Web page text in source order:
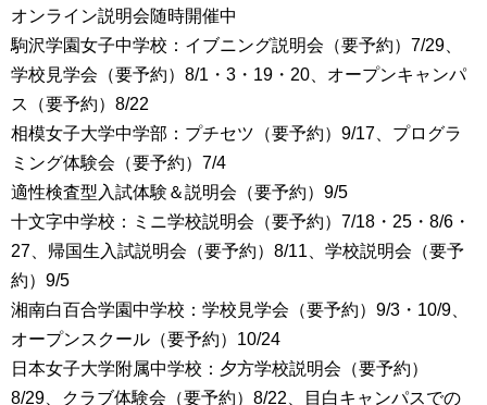
オンライン説明会随時開催中
駒沢学園女子中学校：イブニング説明会（要予約）7/29、
学校見学会（要予約）8/1・3・19・20、オープンキャンパ
ス（要予約）8/22
相模女子大学中学部：プチセツ（要予約）9/17、プログラ
ミング体験会（要予約）7/4
適性検査型入試体験＆説明会（要予約）9/5
十文字中学校：ミニ学校説明会（要予約）7/18・25・8/6・
27、帰国生入試説明会（要予約）8/11、学校説明会（要予
約）9/5
湘南白百合学園中学校：学校見学会（要予約）9/3・10/9、
オープンスクール（要予約）10/24
日本女子大学附属中学校：夕方学校説明会（要予約）
8/29、クラブ体験会（要予約）8/22、目白キャンパスでの